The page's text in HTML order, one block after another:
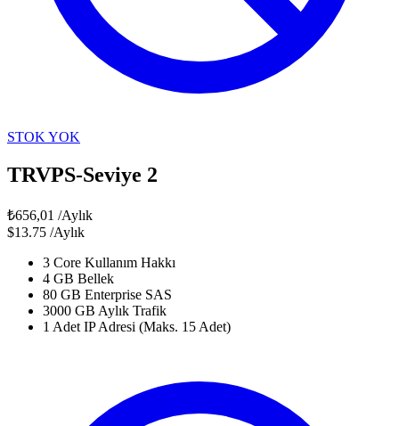
STOK YOK
TRVPS-Seviye 2
₺656,01 /Aylık
$13.75 /Aylık
3 Core Kullanım Hakkı
4 GB Bellek
80 GB Enterprise SAS
3000 GB Aylık Trafik
1 Adet IP Adresi (Maks. 15 Adet)